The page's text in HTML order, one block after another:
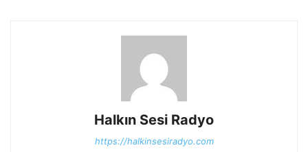
Halkın Sesi Radyo
https://halkinsesiradyo.com